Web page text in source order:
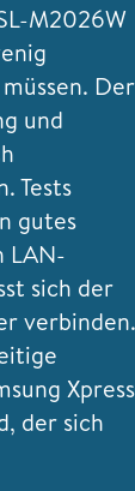
M2026W
Der
und
Tests
gutes
LAN-
sich der
verbinden.
Xpress
der sich